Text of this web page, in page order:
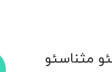
مثناسئو